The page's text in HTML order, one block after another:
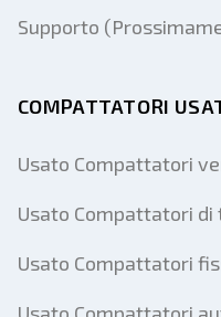
Supporto
COMPATTATORI
Usato Compattatori
Usato Compattatori
Usato Compattatori